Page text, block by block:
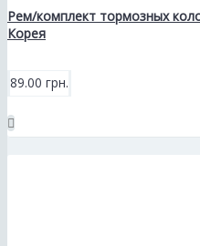
Рем/комплект тормозных
Корея
89.00 грн.